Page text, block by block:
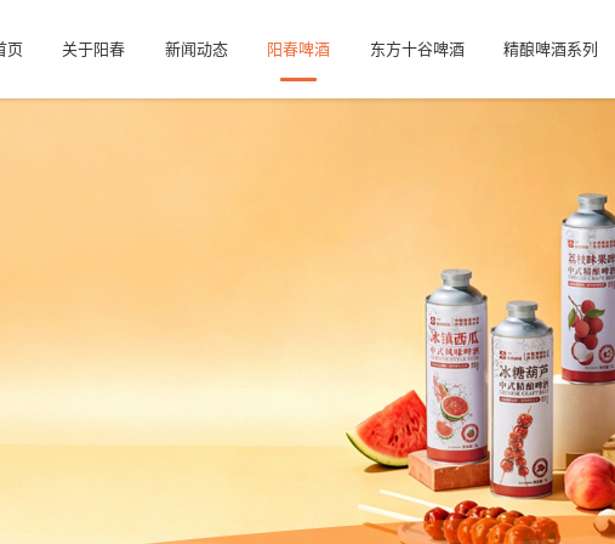
页 关于阳春 新闻动态 阳春啤酒 东方十谷啤酒 精酿啤酒系列